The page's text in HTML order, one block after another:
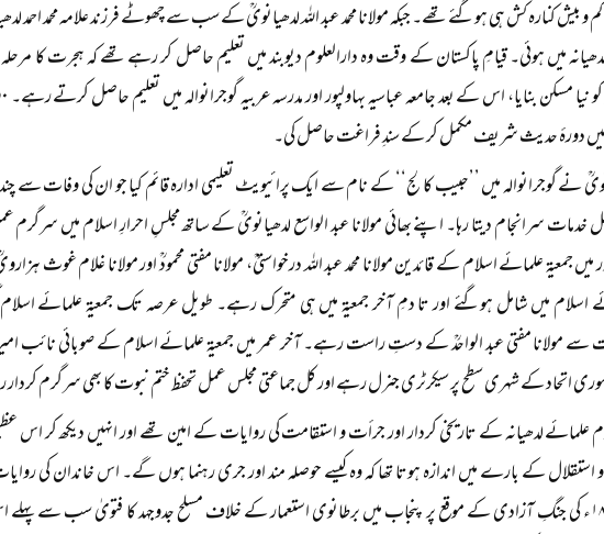
بیش کنارہ کش ہی ہوگئے تھے۔ جبکہ مولانا محمد عبد اللہ لدھیانویؒ کے سب سے چھوٹے فرزند علامہ محمد احمد
۱۹۳۱ء میں لدھیانہ میں ہوئی۔ قیامِ پاکستان کے وقت وہ دارالعلوم دیوبند میں تعلیم حاصل کر رہے تھے کہ ہجرت کا
میں دورۂ حدیث شریف مکمل کر کے سندِ فراغت حاصل کی۔
نے گوجرانوالہ میں ’’حبیب کالج‘‘ کے نام سے ایک پرائیویٹ تعلیمی ادارہ قائم کیا جو ان کی وفات
خدمات سرانجام دیتا رہا۔ اپنے بھائی مولانا عبد الواسع لدھیانویؒ کے ساتھ مجلسِ احرارِ اسلام میں سرگرم
علمائے اسلام کے قائدین مولانا محمد عبد اللہ درخواستیؒ، مولانا مفتی محمودؒ اور مولانا غلام غوث
اسلام میں شامل ہوگئے اور تا دمِ آخر جمعیۃ میں ہی متحرک رہے۔ طویل عرصہ تک جمعیۃ علمائے
سے مولانا مفتی عبد الواحدؒ کے دستِ راست رہے۔ آخر عمر میں جمعیۃ علمائے اسلام کے صوبائی نائب
اتحاد کے شہری سطح پر سیکرٹری جنرل رہے اور کل جماعتی مجلس عمل تحفظ ختم نبوت کا بھی سرگرم
لدھیانہ کے تاریخی کردار اور جرأت و استقامت کی روایات کے امین تھے اور انہیں دیکھ کر اس
کے بارے میں اندازہ ہوتا تھا کہ وہ کیسے حوصلہ مند اور جری رہنما ہوں گے۔ اس خاندان کی
اعزاز شامل ہے کہ ۱۸۵۷ء کی جنگِ آزادی کے موقع پر پنجاب میں برطانوی استعمار کے خلاف مسلح جدوجہد کا فتویٰ سب سے